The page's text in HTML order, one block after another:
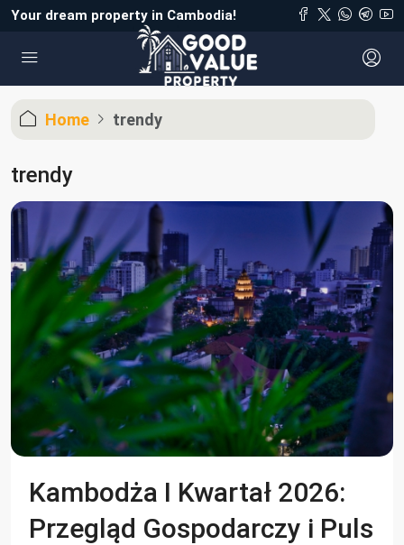
Your dream property in Cambodia!
Home trendy
trendy
Kambodża I Kwartał 2026:
Przegląd Gospodarczy i Puls